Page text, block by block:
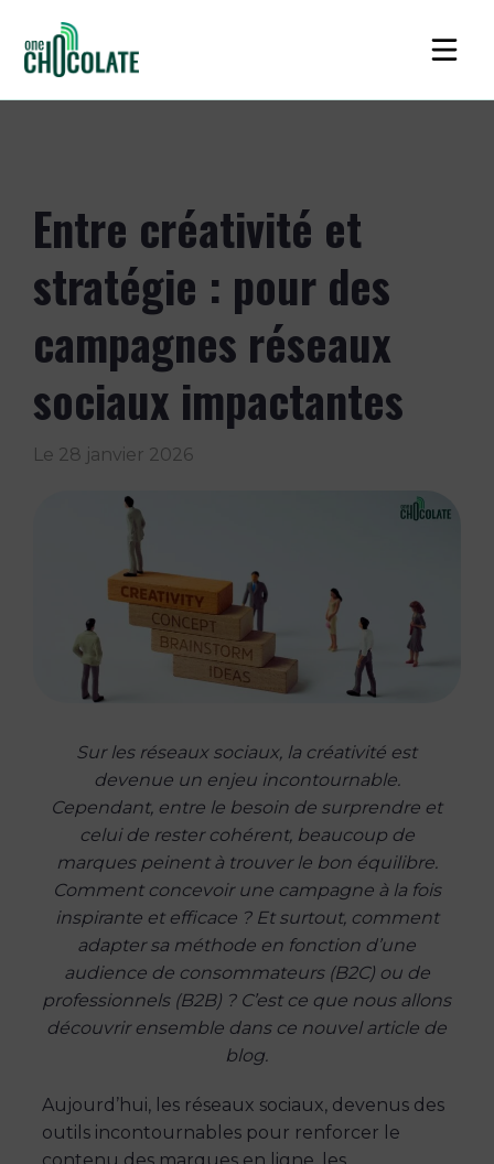
Entre créativité et
stratégie : pour des
campagnes réseaux
sociaux impactantes
Le 28 janvier 2026
Sur les réseaux sociaux, la créativité est
devenue un enjeu incontournable.
Cependant, entre le besoin de surprendre et
celui de rester cohérent, beaucoup de
marques peinent à trouver le bon équilibre.
Comment concevoir une campagne à la fois
inspirante et efficace ? Et surtout, comment
adapter sa méthode en fonction d’une
audience de consommateurs (B2C) ou de
professionnels (B2B) ? C’est ce que nous allons
découvrir ensemble dans ce nouvel article de
blog.
Aujourd’hui, les réseaux sociaux, devenus des
outils incontournables pour renforcer le